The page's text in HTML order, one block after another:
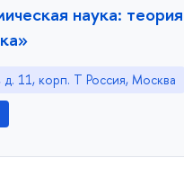
наука:
д. 11, корп. T Россия, Москва